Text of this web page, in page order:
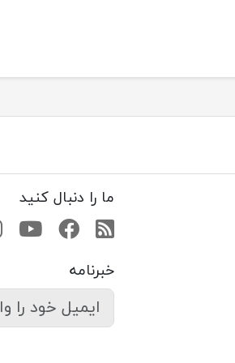
ما را دنبال کنید
RSS فیسبوک
خبرنامه